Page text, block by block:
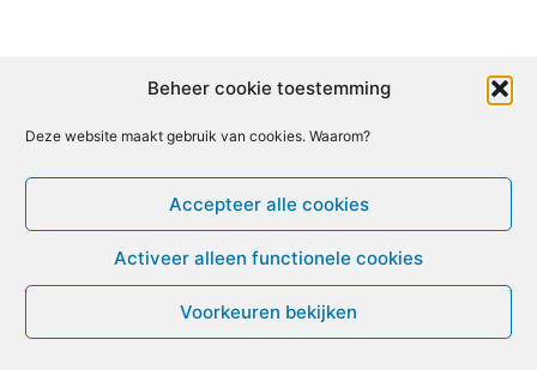
Beheer cookie toestemming
Deze website maakt gebruik van cookies. Waarom?
Accepteer alle cookies
Activeer alleen functionele cookies
Voorkeuren bekijken